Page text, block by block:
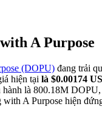
token làm tài sản thế
A Purpose
(DOPU) đang trải
hiện tại là $0.00174
là 800.18M
A Purpose hiện